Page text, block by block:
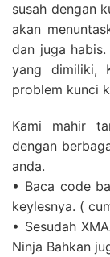
susah dengan
akan
dan juga
yang dimiliki,
problem kunci
Kami mahir
dengan
anda.
• Baca code
keylesnya. (
• Sesudah
Ninja Bahkan